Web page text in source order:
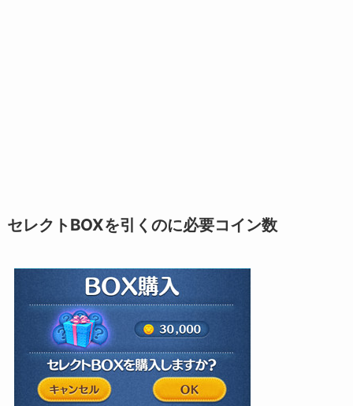
セレクトBOXを引くのに必要コイン数